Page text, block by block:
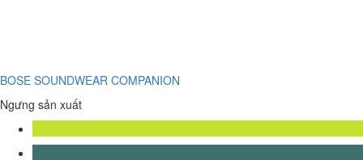
BOSE SOUNDWEAR COMPANION
Ngưng sản xuất